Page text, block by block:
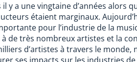
y a une vingtaine d’années alors
étaient marginaux.
pour l’industrie de la
de très nombreux artistes et la
d’artistes à travers le monde,